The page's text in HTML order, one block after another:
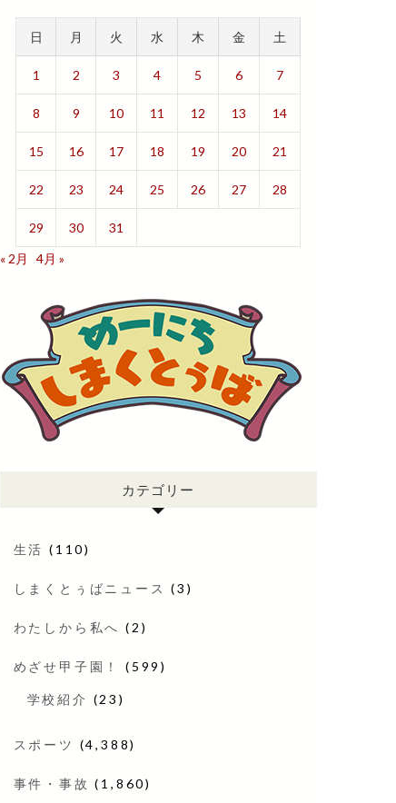
日 月 火 水 木 金 土
1 2 3 4 5 6 7
8 9 10 11 12 13 14
15 16 17 18 19 20 21
22 23 24 25 26 27 28
29 30
31
« 2月
4月 »
カテゴリー
生活 (110)
しまくとぅばニュース (3)
わたしから私へ (2)
めざせ甲子園！ (599)
学校紹介 (23)
スポーツ (4,388)
事件・事故 (1,860)